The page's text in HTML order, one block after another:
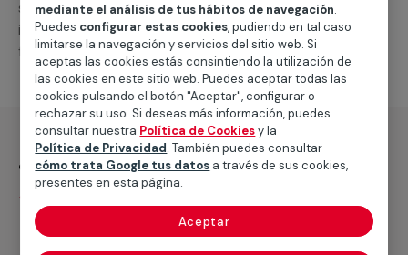
suministro de los materiales necesarios, las
intervenciones a realizar, o la mano de obra que hará
falta para completar tu proyecto.
¿Qué incluye?
mediante el análisis de tus hábitos de navegación.
Puedes configurar estas cookies, pudiendo en tal caso
limitarse la navegación y servicios del sitio web. Si
aceptas las cookies estás consintiendo la utilización de
las cookies en este sitio web. Puedes aceptar todas las
cookies pulsando el botón "Aceptar", configurar o
rechazar su uso. Si deseas más información, puedes
consultar nuestra Política de Cookiesy la
Política de Privacidad. También puedes consultar
cómo trata Google tus datos a través de sus cookies,
presentes en esta página.
Aceptar